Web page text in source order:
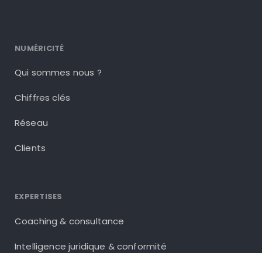
NUMÉRICITÉ
Qui sommes nous ?
Chiffres clés
Réseau
Clients
EXPERTISES
Coaching & consultance
Intelligence juridique & conformité